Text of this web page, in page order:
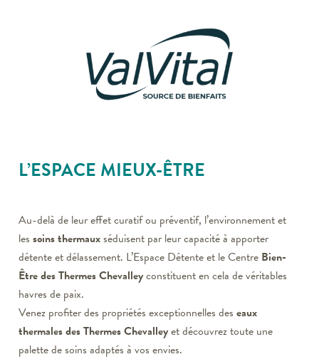
L’ESPACE MIEUX-ÊTRE
Au-delà de leur effet curatif ou préventif, l’environnement et
les soins thermauxséduisent par leur capacité à apporter
détente et délassement. L’Espace Détente et le Centre Bien-
Être des Thermes Chevalleyconstituent en cela de véritables
havres de paix.
Venez profiter des propriétés exceptionnelles des eaux
thermales des Thermes Chevalleyet découvrez toute une
palette de soins adaptés à vos envies.